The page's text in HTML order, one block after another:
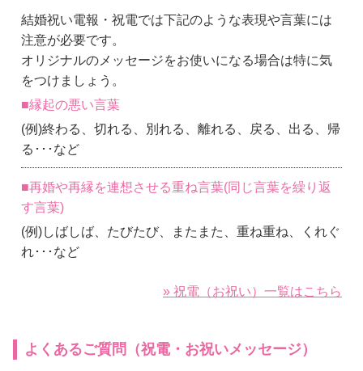
結婚祝い電報・祝電では下記のような表現や言葉には
注意が必要です。
オリジナルのメッセージをお使いになる場合は特に気
をつけましょう。
■縁起の悪い言葉
(例)終わる、切れる、別れる、離れる、戻る、出る、帰
る･･･など
■再婚や再縁を連想させる重ね言葉(同じ言葉を繰り返
す言葉)
(例)しばしば、たびたび、またまた、重ね重ね、くれぐ
れ･･･など
» 祝電（お祝い）一覧はこちら
よくあるご質問（祝電・お祝いメッセージ）